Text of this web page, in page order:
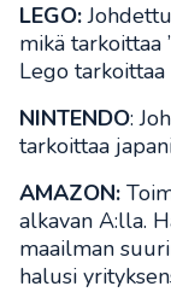
LEGO:
mikä tarkoittaa
Lego tarkoittaa
NINTENDO:
tarkoittaa
AMAZON:
alkavan A:lla.
maailman
halusi